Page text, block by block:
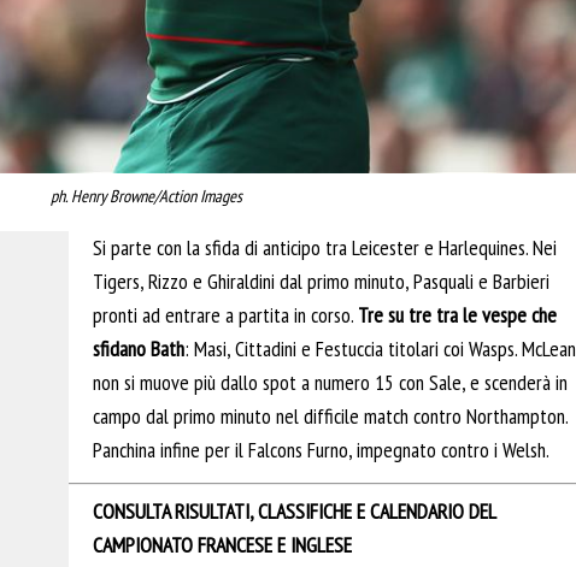
ph. Henry Browne/Action Images
Si parte con la sfida di anticipo tra Leicester e Harlequines. Nei
Tigers, Rizzo e Ghiraldini dal primo minuto, Pasquali e Barbieri
pronti ad entrare a partita in corso. Tre su tre tra le vespe che
sfidano Bath: Masi, Cittadini e Festuccia titolari coi Wasps. McLean
non si muove più dallo spot a numero 15 con Sale, e scenderà in
campo dal primo minuto nel difficile match contro Northampton.
Panchina infine per il Falcons Furno, impegnato contro i Welsh.
CONSULTA RISULTATI, CLASSIFICHE E CALENDARIO DEL
CAMPIONATO FRANCESE E INGLESE